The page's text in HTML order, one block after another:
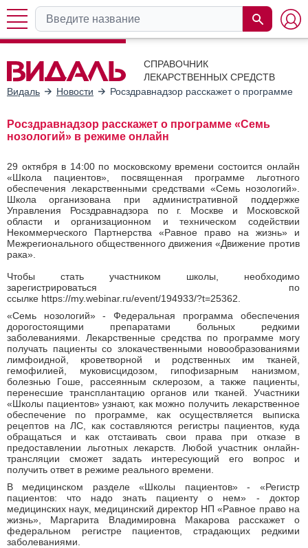
СПРАВОЧНИК
ЛЕКАРСТВЕННЫХ СРЕДСТВ
Видаль
Новости Росздравнадзор расскажет о программе
Росздравнадзор расскажет о программе «Семь
нозологий» в режиме онлайн
29 октября в 14:00 по московскому времени состоится онлайн
«Школа пациентов», посвященная программе льготного
обеспечения лекарственными средствами «Семь нозологий».
Школа организована при административной поддержке
Управления Росздравнадзора по г. Москве и Московской
области и организационном и техническом содействии
Некоммерческого Партнерства «Равное право на жизнь» и
Межрегионального общественного движения «Движение против
рака».
Чтобы стать участником школы, необходимо
зарегистрироваться по
ссылке https://my.webinar.ru/event/194933/?t=25362.
«Семь нозологий» - Федеральная программа обеспечения
дорогостоящими препаратами больных редкими
заболеваниями. Лекарственные средства по программе могу
получать пациенты со злокачественными новообразованиями
лимфоидной, кроветворной и родственных им тканей,
гемофилией, муковисцидозом, гипофизарным нанизмом,
болезнью Гоше, рассеянным склерозом, а также пациенты,
перенесшие трансплантацию органов или тканей. Участники
«Школы пациентов» узнают, как можно получить лекарственное
обеспечение по программе, как осуществляется выписка
рецептов на ЛС, как составляются регистры пациентов, куда
обращаться и как отстаивать свои права при отказе в
предоставлении льготных лекарств. Любой участник онлайн-
трансляции сможет задать интересующий его вопрос и
получить ответ в режиме реального времени.
В медицинском разделе «Школы пациентов» - «Регистр
пациентов: что надо знать пациенту о нем» - доктор
медицинских наук, медицинский директор НП «Равное право на
жизнь», Маргарита Владимировна Макарова расскажет о
федеральном регистре пациентов, страдающих редкими
заболеваниями.